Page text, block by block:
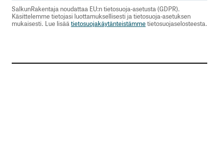
SalkunRakentaja noudattaa EU:n tietosuoja-asetusta (GDPR).
Käsittelemme tietojasi luottamuksellisesti ja tietosuoja-asetuksen
mukaisesti. Lue lisää tietosuojakäytänteistämmetietosuojaselosteesta.